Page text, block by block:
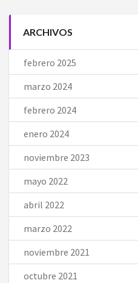
ARCHIVOS
febrero 2025
marzo 2024
febrero 2024
enero 2024
noviembre 2023
mayo 2022
abril 2022
marzo 2022
noviembre 2021
octubre 2021